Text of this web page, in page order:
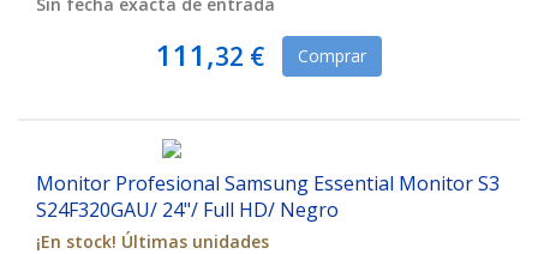
111,32 € Comprar
Monitor Profesional Samsung Essential Monitor S3
S24F320GAU/ 24"/ Full HD/ Negro
¡En stock! Últimas unidades